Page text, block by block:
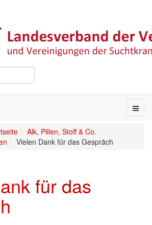
Alk, Pillen, Stoff & Co.
Vielen Dank für das Gespräch
für das